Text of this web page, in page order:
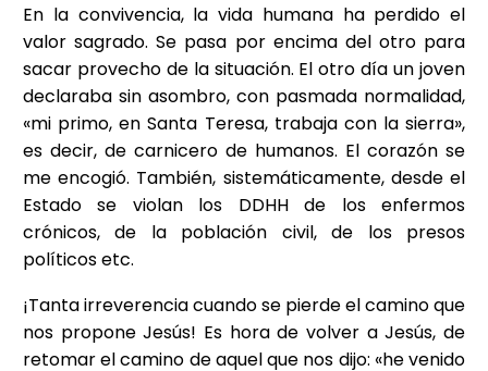
En la convivencia, la vida humana ha perdido el
valor sagrado. Se pasa por encima del otro para
sacar provecho de la situación. El otro día un joven
declaraba sin asombro, con pasmada normalidad,
«mi primo, en Santa Teresa, trabaja con la sierra»,
es decir, de carnicero de humanos. El corazón se
me encogió. También, sistemáticamente, desde el
Estado se violan los DDHH de los enfermos
crónicos, de la población civil, de los presos
políticos etc.
¡Tanta irreverencia cuando se pierde el camino que
nos propone Jesús! Es hora de volver a Jesús, de
retomar el camino de aquel que nos dijo: «he venido